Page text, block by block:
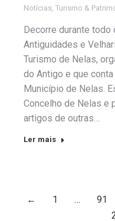
Notícias Turismo &
Decorre durante todo
Antiguidades e
Turismo de Nelas,
do Antigo e que
Município de Nelas.
Concelho de Nelas e
artigos de outras…
Ler mais
← 1 … 91